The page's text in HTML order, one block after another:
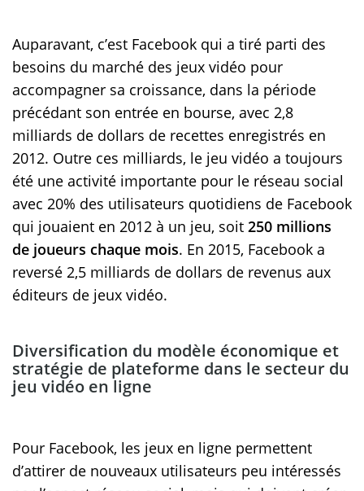
Auparavant, c’est Facebook qui a tiré parti des
besoins du marché des jeux vidéo pour
accompagner sa croissance, dans la période
précédant son entrée en bourse, avec 2,8
milliards de dollars de recettes enregistrés en
2012. Outre ces milliards, le jeu vidéo a toujours
été une activité importante pour le réseau social
avec 20% des utilisateurs quotidiens de Facebook
qui jouaient en 2012 à un jeu, soit 250 millions
de joueurs chaque mois. En 2015, Facebook a
reversé 2,5 milliards de dollars de revenus aux
éditeurs de jeux vidéo.
Diversification du modèle économique et
stratégie de plateforme dans le secteur du
jeu vidéo en ligne
Pour Facebook, les jeux en ligne permettent
d’attirer de nouveaux utilisateurs peu intéressés